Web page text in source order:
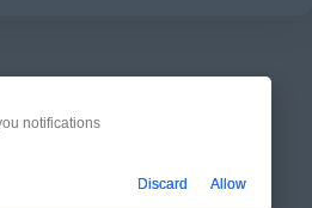
Михаил Черняев - Королева
опять ревела
notifications
Discard Allow